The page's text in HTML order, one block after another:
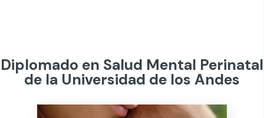
Diplomado en Salud Mental Perinatal
de la Universidad de los Andes